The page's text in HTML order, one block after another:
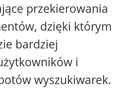
przekierowania
dzięki którym
bardziej
i
wyszukiwarek.